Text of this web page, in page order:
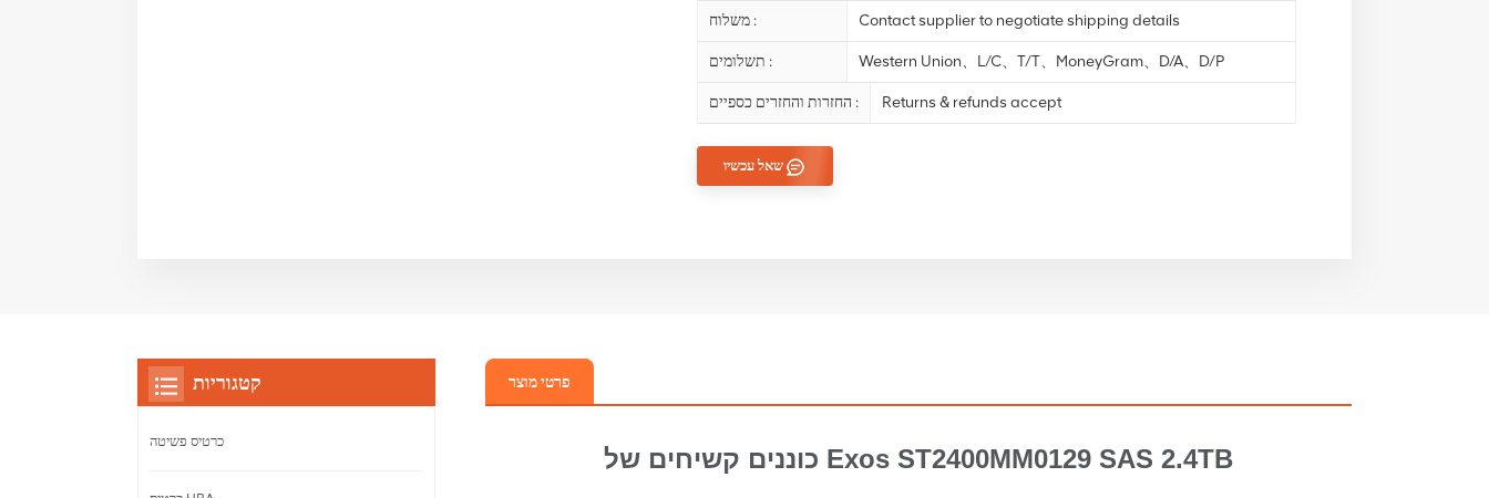
משלוח : Contact supplier to negotiate shipping details
תשלומים : Western Union、L/C、T/T、MoneyGram、D/A、D/P
החזרות והחזרים כספיים : Returns & refunds accept
שאל עכשיו
פרטי מוצר
כוננים קשיחים של Exos ST2400MM0129 SAS 2.4TB
קטגוריות
כרטיס פשיטה